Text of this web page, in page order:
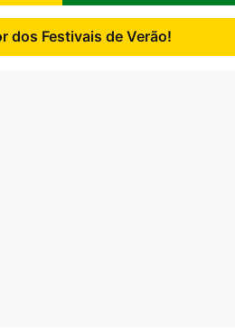
dos Festivais de Verão!